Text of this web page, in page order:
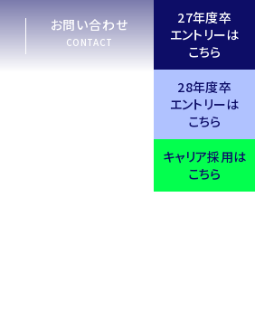
お問い合わせ
CONTACT
27年度卒
エントリーは
こちら
28年度卒
エントリーは
こちら
キャリア採用は
こちら